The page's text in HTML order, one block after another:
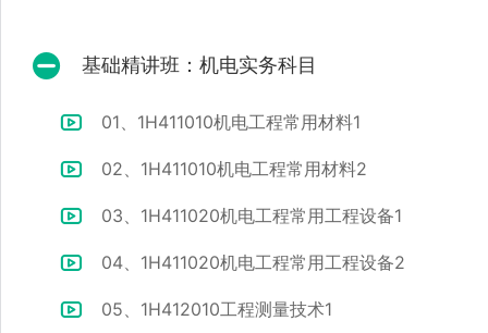
基础精讲班：机电实务科目
01、1H411010机电工程常用材料1
02、1H411010机电工程常用材料2
03、1H411020机电工程常用工程设备1
04、1H411020机电工程常用工程设备2
05、1H412010工程测量技术1